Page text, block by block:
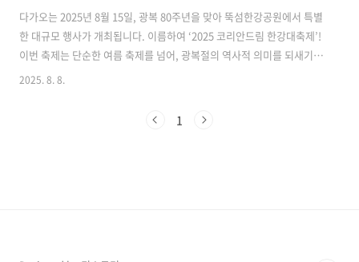
다가오는 2025년 8월 15일, 광복 80주년을 맞아 뚝섬한강공원에서 특별
한 대규모 행사가 개최됩니다. 이름하여 ‘2025 코리안드림 한강대축제’!
이번 축제는 단순한 여름 축제를 넘어, 광복절의 역사적 의미를 되새기며
통일과 미래를 향한 희망을 나누는 자리로 꾸며집니다. 특히 1,200대의
연까지 더해져, 서울의 여름 밤을 수놓을 최고의 감동 무대가 될 예정입
2025. 8. 8.
1